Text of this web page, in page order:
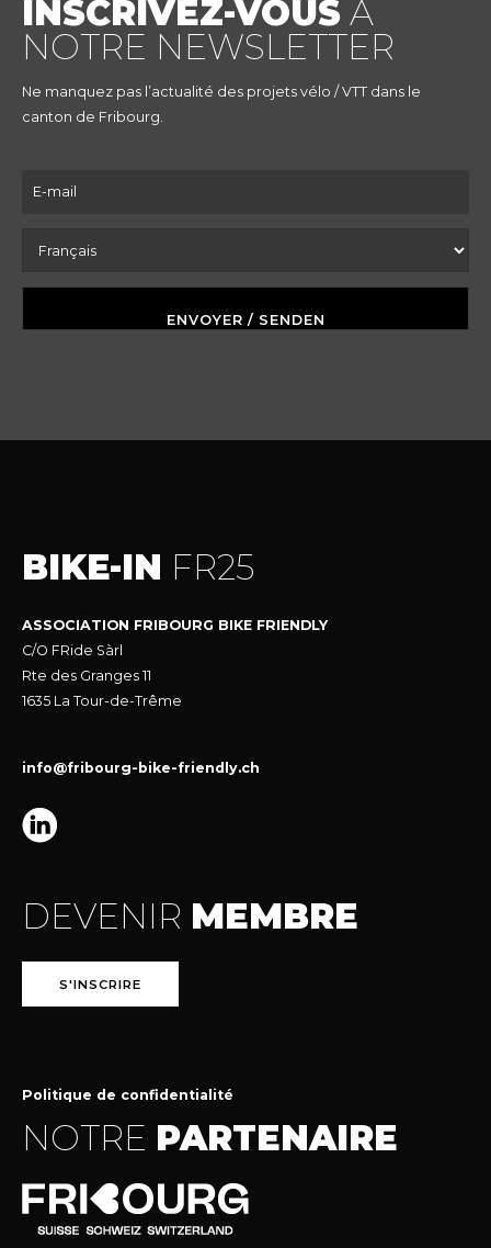
INSCRIVEZ-VOUS A
NOTRE NEWSLETTER
Ne manquez pas l’actualité des projets vélo / VTT dans le
canton de Fribourg.
BIKE-IN FR25
ASSOCIATION FRIBOURG BIKE FRIENDLY
C/O FRide Sàrl
Rte des Granges 11
1635 La Tour-de-Trême
info@fribourg-bike-friendly.ch
DEVENIR MEMBRE
S'INSCRIRE
Politique de confidentialité
NOTRE PARTENAIRE